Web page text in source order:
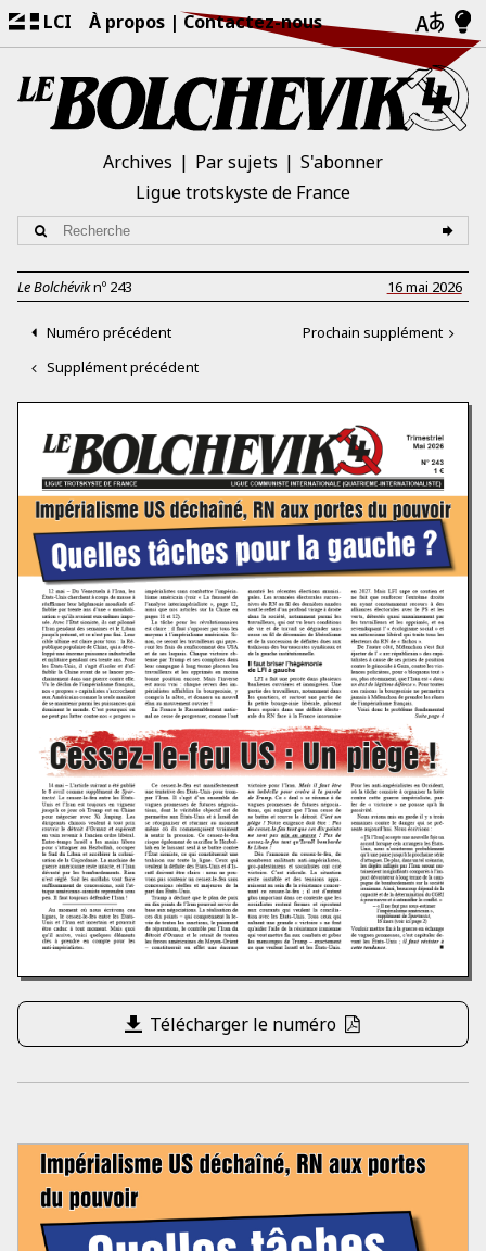
LCI À propos Contactez-nous
Archives Par sujets
S'abonner
Ligue trotskyste de France
Le Bolchéviknº 243 16 mai 2026
Numéro précédent
Supplément précédent
Prochain supplément
Télécharger le numéro